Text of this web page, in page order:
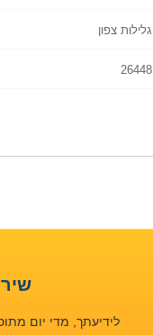
גלילות צפון
26448
לידיעתך, מדי יום